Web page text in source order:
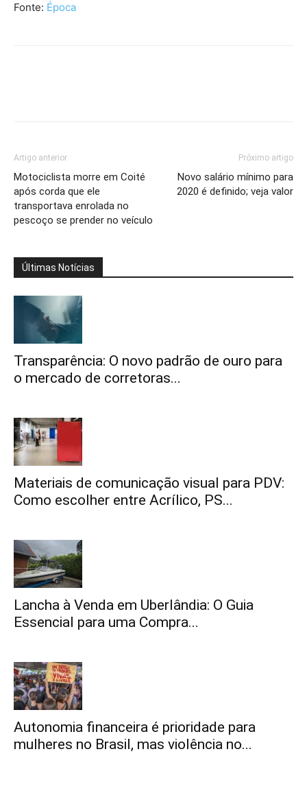
Fonte: Época
Artigo anterior
Motociclista morre em Coité
após corda que ele
transportava enrolada no
pescoço se prender no veículo
Próximo artigo
Novo salário mínimo para
2020 é definido; veja valor
Últimas Notícias
Transparência: O novo padrão de ouro para
o mercado de corretoras...
Materiais de comunicação visual para PDV:
Como escolher entre Acrílico, PS...
Lancha à Venda em Uberlândia: O Guia
Essencial para uma Compra...
Autonomia financeira é prioridade para
mulheres no Brasil, mas violência no...